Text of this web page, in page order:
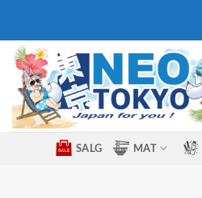
content
SALG MAT